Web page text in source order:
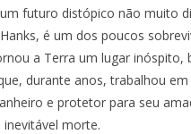
futuro distópico não muito
é um dos poucos
a Terra um lugar
durante anos, trabalhou
e protetor para seu
inevitável morte.